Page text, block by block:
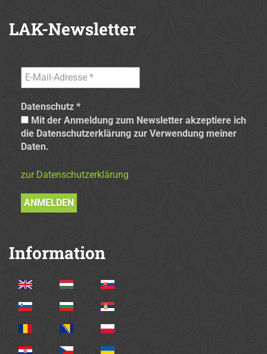
LAK-Newsletter
Datenschutz *
Mit der Anmeldung zum Newsletter akzeptiere ich
die Datenschutzerklärung zur Verwendung meiner
Daten.
zur Datenschutzerklärung
Information